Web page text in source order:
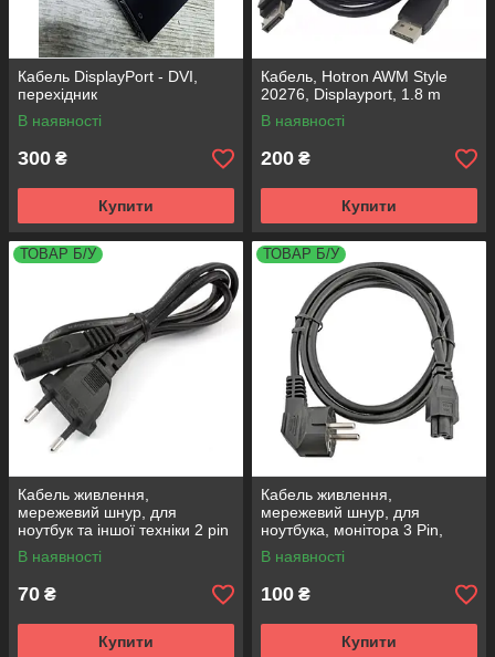
Кабель DisplayPort - DVI,
перехідник
В наявності
300 ₴
Купити
Кабель, Hotron AWM Style
20276, Displayport, 1.8 m
В наявності
200 ₴
Купити
ТОВАР Б/У
Кабель живлення,
мережевий шнур, для
ноутбук та іншої техніки 2 pin
(2- х контактний)
В наявності
70 ₴
Купити
ТОВАР Б/У
Кабель живлення,
мережевий шнур, для
ноутбука, монітора 3 Pin,
220V
В наявності
100 ₴
Купити